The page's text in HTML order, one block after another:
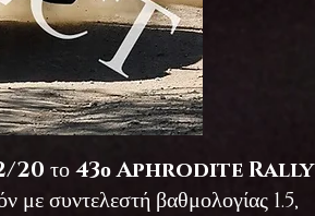
20 το43ο Aphrodite Rally
με συντελεστή βαθμολογίας 1.5,